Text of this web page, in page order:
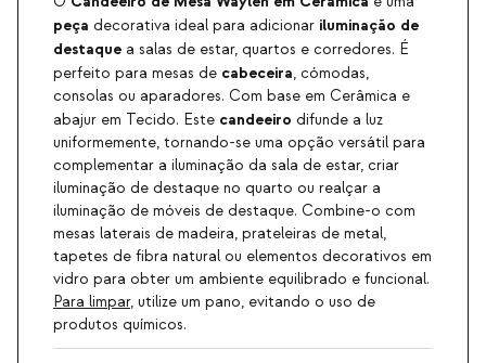
peça decorativa ideal para adicionar iluminação de
destaque a salas de estar, quartos e corredores. É
perfeito para mesas de cabeceira, cómodas,
consolas ou aparadores. Com base em Cerâmica e
abajur em Tecido. Este candeeiro difunde a luz
uniformemente, tornando-se uma opção versátil para
complementar a iluminação da sala de estar, criar
iluminação de destaque no quarto ou realçar a
iluminação de móveis de destaque. Combine-o com
mesas laterais de madeira, prateleiras de metal,
tapetes de fibra natural ou elementos decorativos em
vidro para obter um ambiente equilibrado e funcional.
Para limpar, utilize um pano, evitando o uso de
produtos químicos.